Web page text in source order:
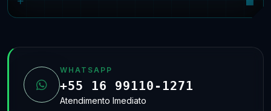
WHATSAPP
+55 16 99110-1271
Atendimento Imediato